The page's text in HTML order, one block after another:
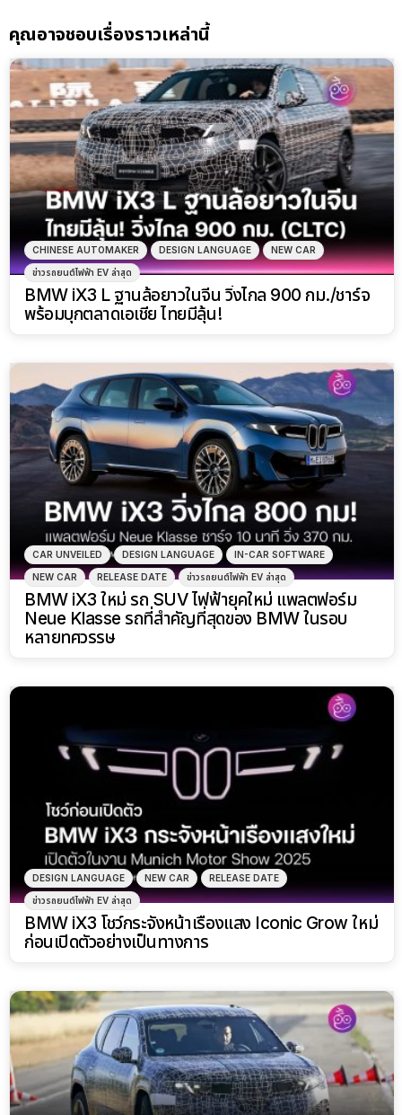
คุณอาจชอบเรื่องราวเหล่านี้
CHINESE AUTOMAKER DESIGN LANGUAGE NEW CAR
ข่าวรถยนต์ไฟฟ้า EV ล่าสุด
BMW iX3 L ฐานล้อยาวในจีน วิ่งไกล 900 กม./ชาร์จ
พร้อมบุกตลาดเอเชีย ไทยมีลุ้น!
CAR UNVEILED DESIGN LANGUAGE IN-CAR SOFTWARE
NEW CAR RELEASE DATE ข่าวรถยนต์ไฟฟ้า EV ล่าสุด
BMW iX3 ใหม่ รถ SUV ไฟฟ้ายุคใหม่ แพลตฟอร์ม
Neue Klasse รถที่สำคัญที่สุดของ BMW ในรอบ
หลายทศวรรษ
DESIGN LANGUAGE NEW CAR RELEASE DATE
ข่าวรถยนต์ไฟฟ้า EV ล่าสุด
BMW iX3 โชว์กระจังหน้าเรืองแสง Iconic Grow ใหม่
ก่อนเปิดตัวอย่างเป็นทางการ